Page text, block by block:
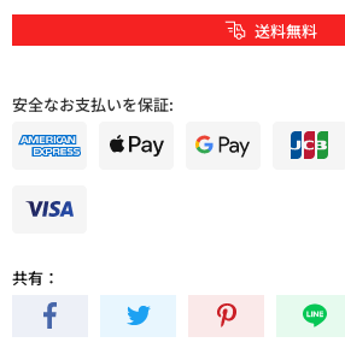
送料無料
安全なお支払いを保証:
共有：